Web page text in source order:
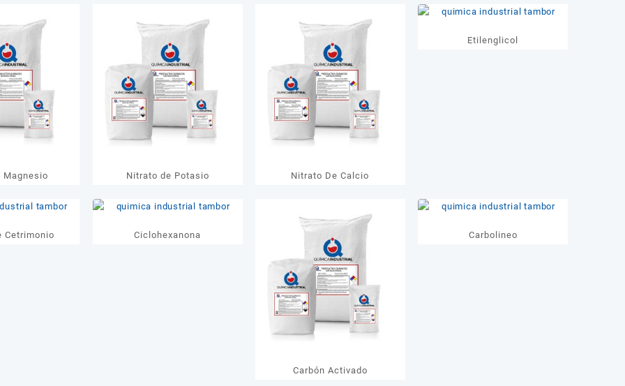
Magnesio Nitrato de Potasio Nitrato De Calcio
Etilenglicol
Cetrimonio Ciclohexanona
Carbón Activado
Carbolineo